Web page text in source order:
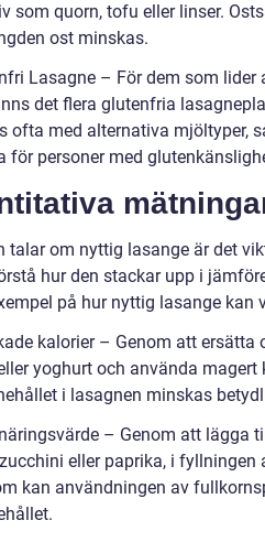
som quorn, tofu eller linser.
ost minskas.
Lasagne – För dem som
det flera glutenfria
ofta med alternativa mjöltyper,
för personer med
talar om nyttig lasange är det
hur den stackar upp i
på hur nyttig lasange kan
kalorier – Genom att
yoghurt och använda
i lasagnen minskas
– Genom att lägga
eller paprika, i
kan användningen av